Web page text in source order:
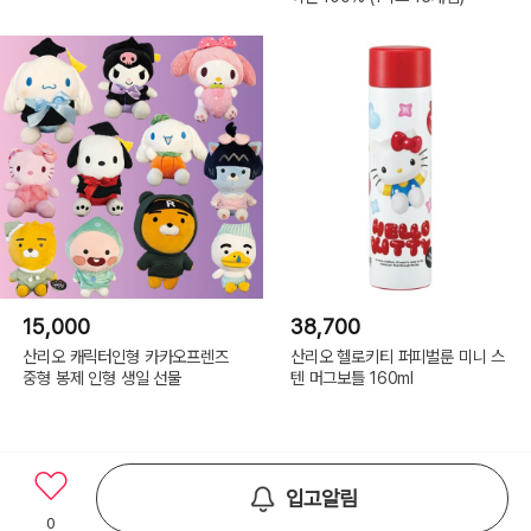
15,000
산리오 캐릭터인형 카카오프렌즈
중형 봉제 인형 생일 선물
38,700
산리오 헬로키티 퍼피벌룬 미니 스
텐 머그보틀 160ml
0
입고알림